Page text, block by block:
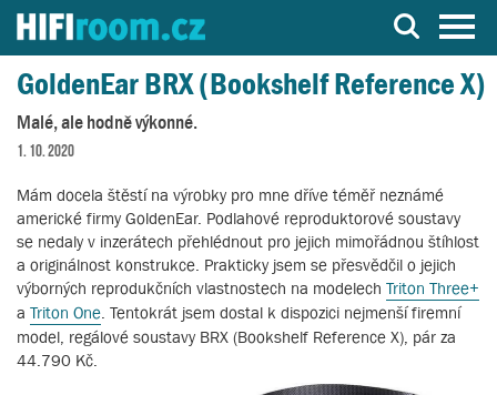
Server o Hi-Fi a AV technice
GoldenEar BRX (Bookshelf Reference X)
Malé, ale hodně výkonné.
1. 10. 2020
Mám docela štěstí na výrobky pro mne dříve téměř neznámé
americké firmy GoldenEar. Podlahové reproduktorové soustavy
se nedaly v inzerátech přehlédnout pro jejich mimořádnou štíhlost
a originálnost konstrukce. Prakticky jsem se přesvědčil o jejich
výborných reprodukčních vlastnostech na modelech Triton Three+
a Triton One . Tentokrát jsem dostal k dispozici nejmenší firemní
model, regálové soustavy BRX (Bookshelf Reference X), pár za
44.790 Kč.